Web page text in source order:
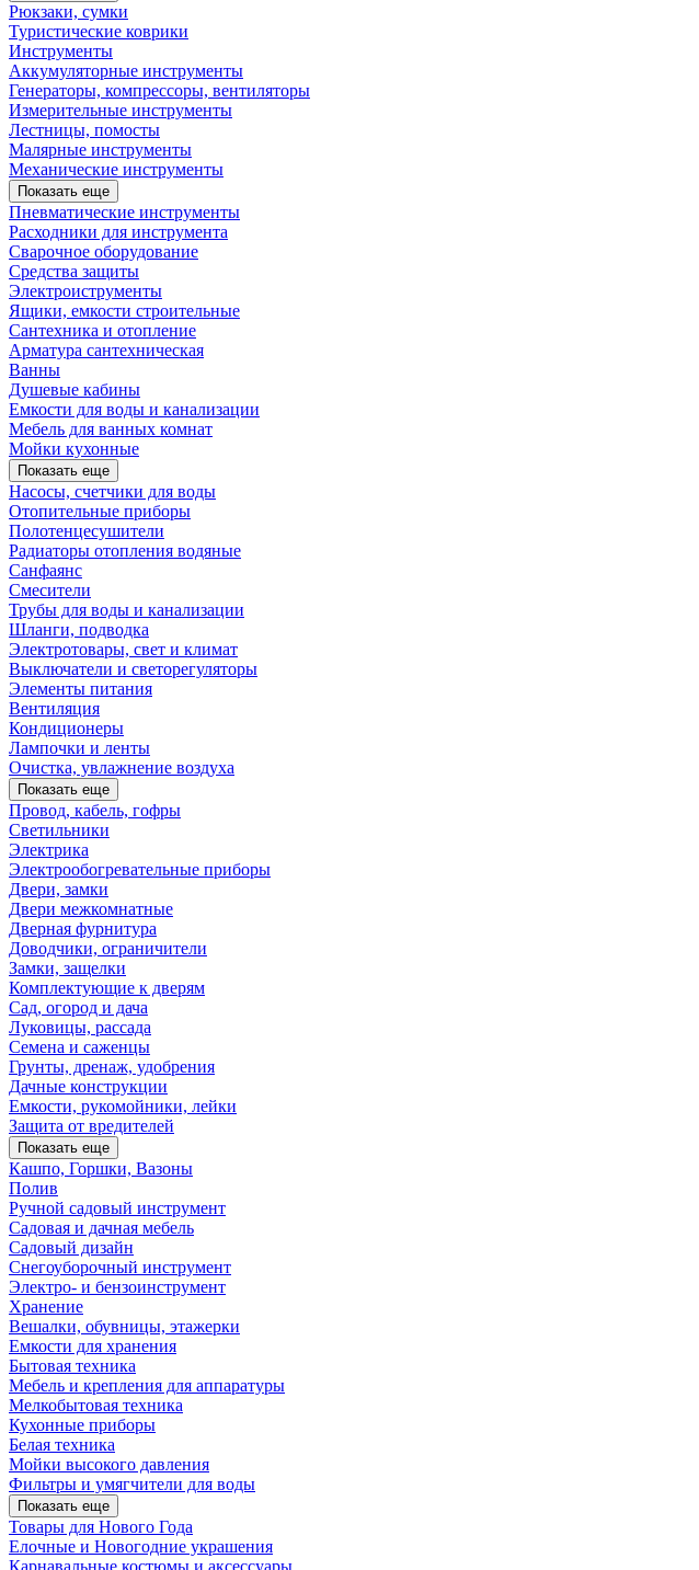
Рюкзаки, сумки
Туристические коврики
Инструменты
Аккумуляторные инструменты
Генераторы, компрессоры, вентиляторы
Измерительные инструменты
Лестницы, помосты
Малярные инструменты
Механические инструменты
Показать еще
Пневматические инструменты
Расходники для инструмента
Сварочное оборудование
Средства защиты
Электроиструменты
Ящики, емкости строительные
Сантехника и отопление
Арматура сантехническая
Ванны
Душевые кабины
Емкости для воды и канализации
Мебель для ванных комнат
Мойки кухонные
Показать еще
Насосы, счетчики для воды
Отопительные приборы
Полотенцесушители
Радиаторы отопления водяные
Санфаянс
Смесители
Трубы для воды и канализации
Шланги, подводка
Электротовары, свет и климат
Выключатели и светорегуляторы
Элементы питания
Вентиляция
Кондиционеры
Лампочки и ленты
Очистка, увлажнение воздуха
Показать еще
Провод, кабель, гофры
Светильники
Электрика
Электрообогревательные приборы
Двери, замки
Двери межкомнатные
Дверная фурнитура
Доводчики, ограничители
Замки, защелки
Комплектующие к дверям
Сад, огород и дача
Луковицы, рассада
Семена и саженцы
Грунты, дренаж, удобрения
Дачные конструкции
Емкости, рукомойники, лейки
Защита от вредителей
Показать еще
Кашпо, Горшки, Вазоны
Полив
Ручной садовый инструмент
Садовая и дачная мебель
Садовый дизайн
Снегоуборочный инструмент
Электро- и бензоинструмент
Хранение
Вешалки, обувницы, этажерки
Емкости для хранения
Бытовая техника
Мебель и крепления для аппаратуры
Мелкобытовая техника
Кухонные приборы
Белая техника
Мойки высокого давления
Фильтры и умягчители для воды
Показать еще
Товары для Нового Года
Елочные и Новогодние украшения
Карнавальные костюмы и аксессуары